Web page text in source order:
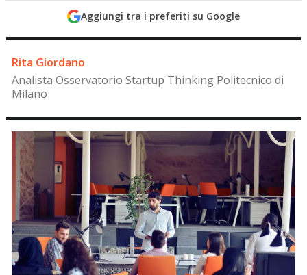
Aggiungi tra i preferiti su Google
Rita Giordano
Analista Osservatorio Startup Thinking Politecnico di
Milano